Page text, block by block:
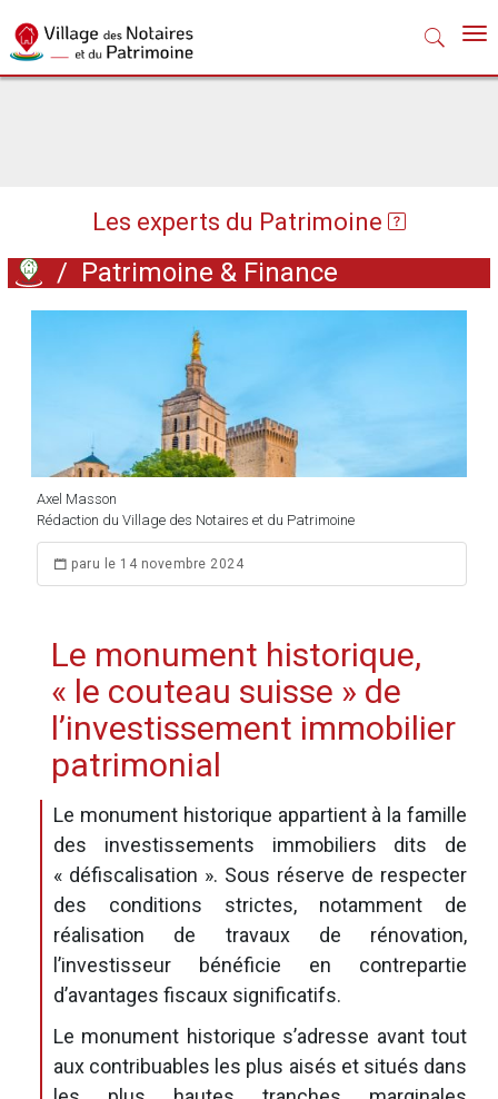
Les experts du Patrimoine
/ Patrimoine & Finance
Axel Masson
Rédaction du Village des Notaires et du Patrimoine
paru le 14 novembre 2024
Le monument historique,
« le couteau suisse » de
l’investissement immobilier
patrimonial
Le monument historique appartient à la famille
des investissements immobiliers dits de
« défiscalisation ». Sous réserve de respecter
des conditions strictes, notamment de
réalisation de travaux de rénovation,
l’investisseur bénéficie en contrepartie
d’avantages fiscaux significatifs.
Le monument historique s’adresse avant tout
aux contribuables les plus aisés et situés dans